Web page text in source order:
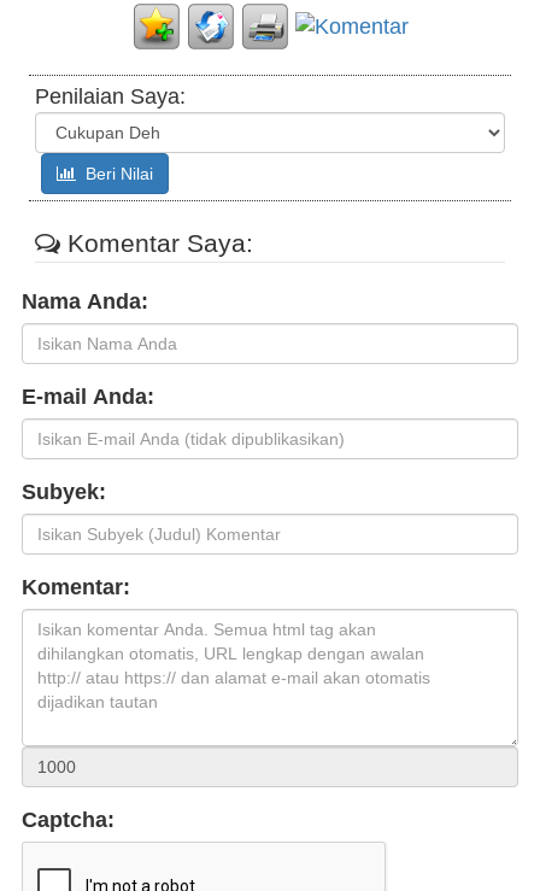
Penilaian Saya:
Beri Nilai
Komentar Saya:
Nama Anda:
E-mail Anda:
Subyek:
Komentar:
Captcha: